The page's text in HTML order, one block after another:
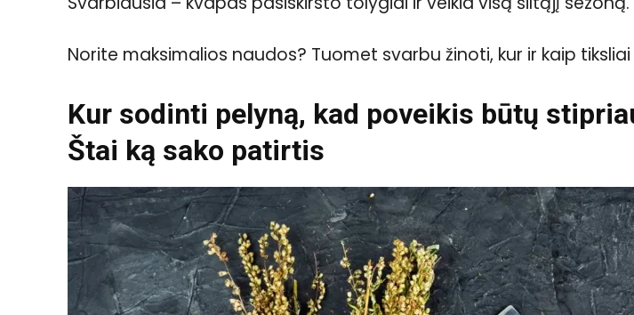
Norite maksimalios naudos? Tuomet svarbu žinoti, kur ir kaip
Kur sodinti pelyną, kad poveikis būtų
Štai ką sako patirtis